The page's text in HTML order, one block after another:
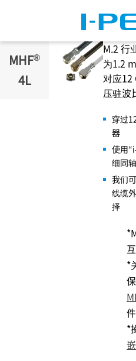
MHF®
4L
M.2 行
为1.2
对应12
压驻波
穿过
器
使用
细同
我们
线缆
择
*
件
*